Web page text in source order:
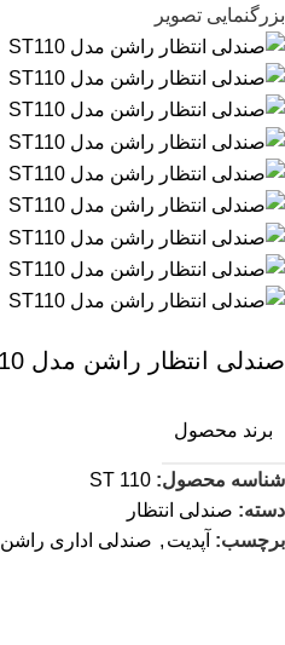
بزرگنمایی تصویر
صندلی انتظار راشن مدل ST110
برند محصول
شناسه محصول: ST 110
دسته: صندلی انتظار
برچسب: آپدیت , صندلی اداری راشن